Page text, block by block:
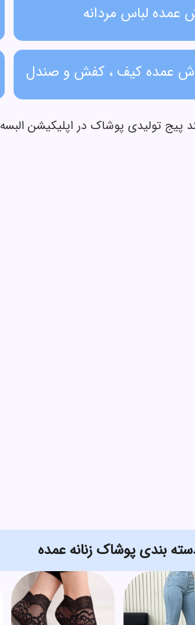
عمده لباس مردانه​
عمده کیف ، کفش و صندل
پیج تولیدی پوشاک در اپلیکیشن البسه
بندی پوشاک زنانه عمده